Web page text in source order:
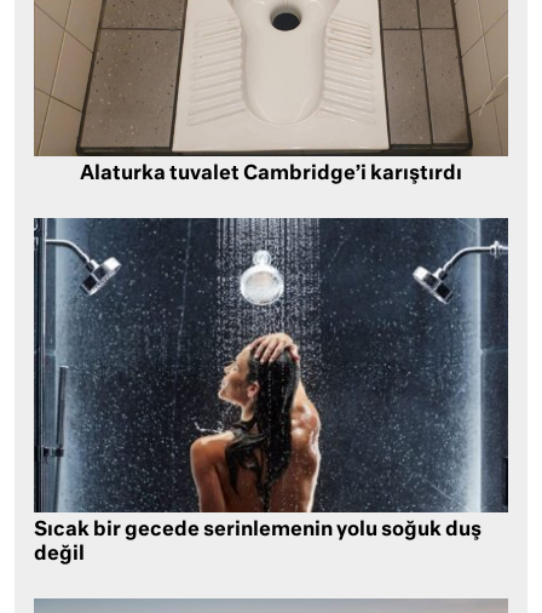
Alaturka tuvalet Cambridge’i karıştırdı
Sıcak bir gecede serinlemenin yolu soğuk duş
değil